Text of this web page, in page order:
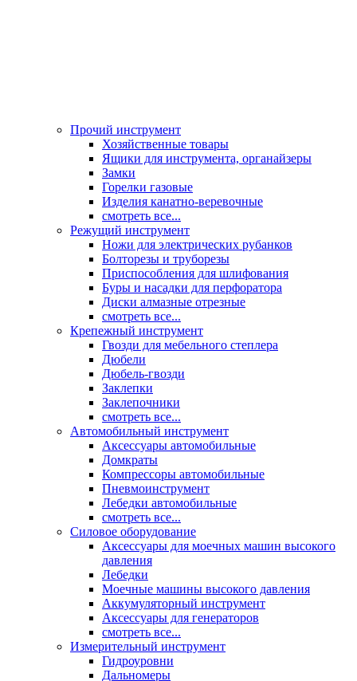
Прочий инструмент
Хозяйственные товары
Ящики для инструмента, органайзеры
Замки
Горелки газовые
Изделия канатно-веревочные
смотреть все...
Режущий инструмент
Ножи для электрических рубанков
Болторезы и труборезы
Приспособления для шлифования
Буры и насадки для перфоратора
Диски алмазные отрезные
смотреть все...
Крепежный инструмент
Гвозди для мебельного степлера
Дюбели
Дюбель-гвозди
Заклепки
Заклепочники
смотреть все...
Автомобильный инструмент
Аксессуары автомобильные
Домкраты
Компрессоры автомобильные
Пневмоинструмент
Лебедки автомобильные
смотреть все...
Силовое оборудование
Аксессуары для моечных машин высокого
давления
Лебедки
Моечные машины высокого давления
Аккумуляторный инструмент
Аксессуары для генераторов
смотреть все...
Измерительный инструмент
Гидроуровни
Дальномеры